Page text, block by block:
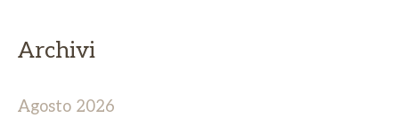
Archivi
Agosto 2026